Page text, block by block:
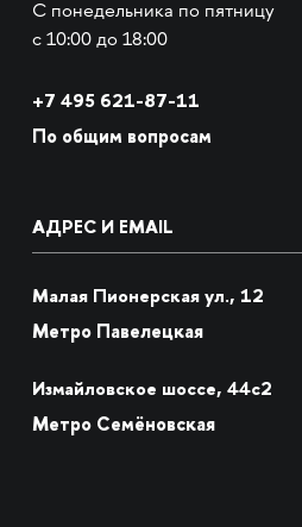
С понедельника по пятницу
с 10:00 до 18:00
+7 495 621-87-11
По общим вопросам
АДРЕС И EMAIL
Малая Пионерская ул., 12
Метро Павелецкая
Измайловское шоссе, 44с2
Метро Семёновская